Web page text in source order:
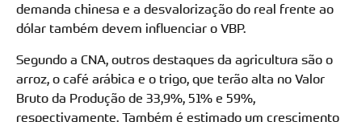
demanda chinesa e a desvalorização do real frente ao
dólar também devem influenciar o VBP.
Segundo a CNA, outros destaques da agricultura são o
arroz, o café arábica e o trigo, que terão alta no Valor
Bruto da Produção de 33,9%, 51% e 59%,
respectivamente. Também é estimado um crescimento